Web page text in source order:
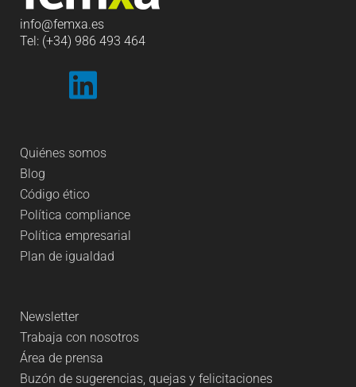
info@femxa.es
Tel: (+34) 986 493 464
Quiénes somos
Blog
Código ético
Política compliance
Política empresarial
Plan de igualdad
Newsletter
Trabaja con nosotros
Área de prensa
Buzón de sugerencias, quejas y felicitaciones